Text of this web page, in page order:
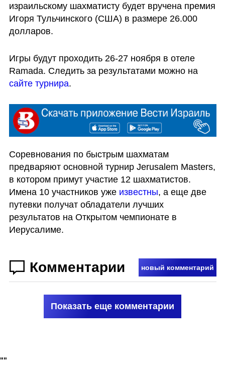
израильскому шахматисту будет вручена премия
Игоря Тульчинского (США) в размере 26.000
долларов.
Игры будут проходить 26-27 ноября в отеле
Ramada. Следить за результатами можно на
сайте турнира.
Соревнования по быстрым шахматам
предваряют основной турнир Jerusalem Masters,
в котором примут участие 12 шахматистов.
Имена 10 участников уже известны, а еще две
путевки получат обладатели лучших
результатов на Открытом чемпионате в
Иерусалиме.
Комментарии новый комментарий
Показать еще комментарии
""